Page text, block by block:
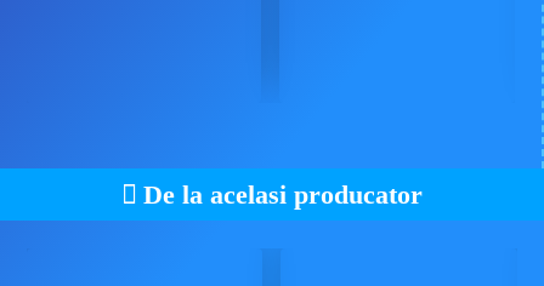
De la acelasi producator